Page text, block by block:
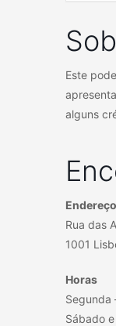
Este
alguns
Endereço
Rua das
1001
Horas
Segunda
Sábado